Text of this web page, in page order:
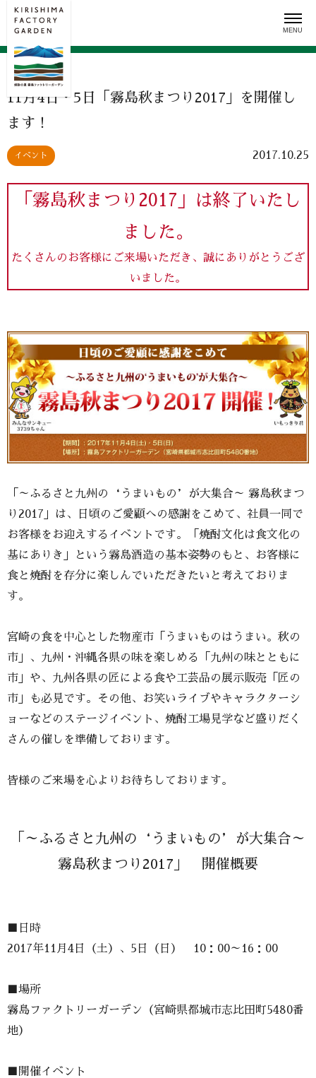
Skip
11月4日・5日「霧島秋まつり2017」を開催し
ます！
イベント 2017.10.25
「霧島秋まつり2017」は終了いたし
ました。
たくさんのお客様にご来場いただき、誠にありがとうござ
いました。
「～ふるさと九州の‘うまいもの’が大集合～ 霧島秋まつ
り2017」は、日頃のご愛顧への感謝をこめて、社員一同で
お客様をお迎えするイベントです。「焼酎文化は食文化の
基にありき」という霧島酒造の基本姿勢のもと、お客様に
食と焼酎を存分に楽しんでいただきたいと考えておりま
す。
宮崎の食を中心とした物産市「うまいものはうまい。秋の
市」、九州・沖縄各県の味を楽しめる「九州の味とともに
市」や、九州各県の匠による食や工芸品の展示販売「匠の
市」も必見です。その他、お笑いライブやキャラクターシ
ョーなどのステージイベント、焼酎工場見学など盛りだく
さんの催しを準備しております。
皆様のご来場を心よりお待ちしております。
「～ふるさと九州の‘うまいもの’が大集合～
霧島秋まつり2017」 開催概要
■日時
2017年11月4日（土）、5日（日） 10：00～16：00
■場所
霧島ファクトリーガーデン（宮崎県都城市志比田町5480番
地）
■開催イベント